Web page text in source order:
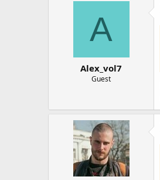
A
Alex_vol7
Guest